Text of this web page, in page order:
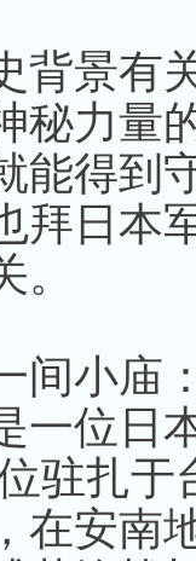
背景有
秘力量
能得到
拜日本
间小庙
一位日
驻扎于
在安南